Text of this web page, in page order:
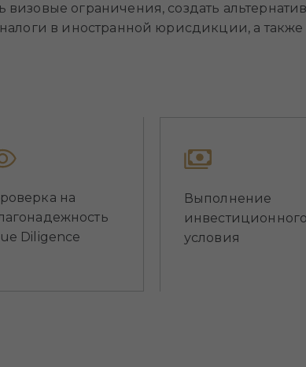
ограничения, создать
в иностранной юрисдикции, а
на
Diligence
Выполнение
инвестиционного
условия